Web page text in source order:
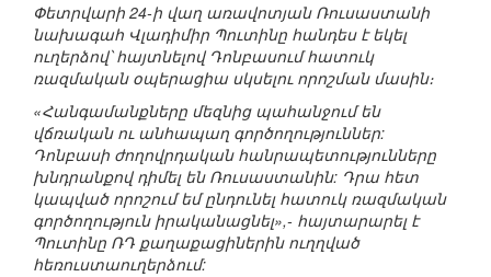
Փետրվարի 24-ի վաղ առավոտյան Ռուսաստանի
նախագահ Վլադիմիր Պուտինը հանդես է եկել
ուղերձով՝ հայտնելով Դոնբասում հատուկ
ռազմական օպերացիա սկսելու որոշման մասին։
«Հանգամանքները մեզնից պահանջում են
վճռական ու անհապաղ գործողություններ:
Դոնբասի ժողովրդական հանրապետությունները
խնդրանքով դիմել են Ռուսաստանին: Դրա հետ
կապված որոշում եմ ընդունել հատուկ ռազմական
գործողություն իրականացնել»,- հայտարարել է
Պուտինը ՌԴ քաղաքացիներին ուղղված
հեռուստաուղերձում: